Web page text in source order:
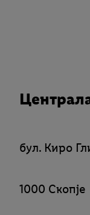
бул. Киро
1000 Скопје